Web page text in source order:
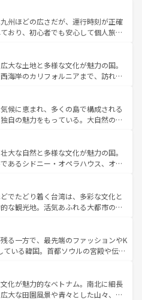
それぞれで全く異なる文化を体験で
。 なお、新着のフランス情報はコンテンツ一覧
験してほしい。 なお、新着の
ツ一覧を参照してほしい。
がある。また、優雅なアフタヌーン
はたまらない英国パブ、サッカー観
そできる体験も豊富。イギリスを旅
しい。
州ほどの広さだが、運行時刻が正確
おり、初心者でも安心して個人旅行
町や、スイスならではのユニークな
ス観光だけでなく町歩きも満喫する
所得が高いため物価も高いが、旅行
楽しむこともできる。 なお、新
テンツ一覧 を参照してほしい。
大な土地と多様な文化が魅力の国。
海岸のカリフォルニアまで、訪れる
観光、ショッピング、エンターテイ
激的なスポットだ。一方、アメリカ
り、グランドキャニオンやイエロー
では、音楽と美食が融合した独特の
アメリカの各地域で異なる魅力を楽
性と豊かな歴史を感じることができ
なお、新着のアメリカ
を参照してほしい。
候に恵まれ、多くの島で構成される
自の魅力をもっている。大自然の神
また、定番の観光地といえばオアフ
求めるならマウイ島やカウアイ島が
グリーンに輝く海をはじめ、豊かな
訪れる人々を迎えてくれるハワイの
ルフードやハワイアンミュージッ
スなど、すべてがハワイの魅力を彩
、新着のハワイ情報
照してほしい。
大な自然と多様な文化が魅力の国。
あるシドニー・オペラハウス、オー
部にそびえるウルル（エアーズロッ
しい原生林やケアンズの熱帯雨林な
ん。また、カフェやワイン、オージ
も充実しており、サーフィンやダイ
ど、アウトドア好きにはたまらな
多彩な魅力を存分に味わいつくそ
でたどり着く台湾は、多彩な文化と
な観光地。活気あふれる大都市の台
帯である台湾東部など、都市の喧騒
しており、訪れる人に新しい発見と
る。また、奥深い台湾の食文化も魅
イーツなど、バラエティ豊かな料理
。 なお、新着の台湾情報は コンテンツ一覧を参
る一方で、最先端のファッションやK
ている韓国。首都ソウルの宮殿や伝統
ば四季折々の自然美を楽しむことが
チや焼肉、絶品のストリートフード
料理が待っている。夜には、韓国な
化が魅力的なベトナム。南北に細長
大な田園風景や青々とした山々、世